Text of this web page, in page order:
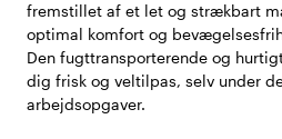
fremstillet af et let og strækbart
optimal komfort og
Den fugttransporterende og
dig frisk og veltilpas, selv under
arbejdsopgaver.